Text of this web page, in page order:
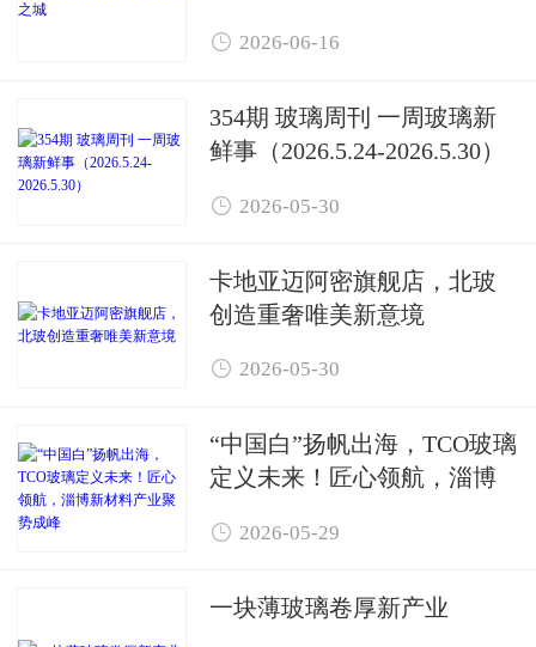
 2026-06-16
354期 玻璃周刊 一周玻璃新
鲜事（2026.5.24-2026.5.30）
 2026-05-30
卡地亚迈阿密旗舰店，北玻
创造重奢唯美新意境
 2026-05-30
“中国白”扬帆出海，TCO玻璃
定义未来！匠心领航，淄博
 2026-05-29
一块薄玻璃卷厚新产业